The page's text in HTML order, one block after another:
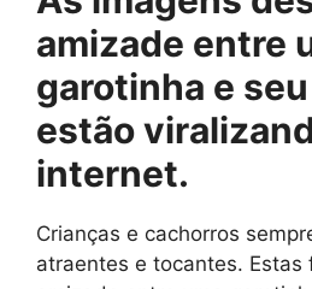
amizade entre
garotinha e
estão
internet.
Crianças e cachorros
atraentes e tocantes. Estas